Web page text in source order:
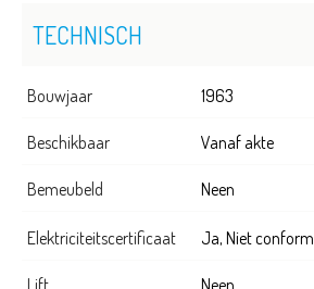
TECHNISCH
Bouwjaar 1963
Beschikbaar Vanaf akte
Bemeubeld Neen
Elektriciteitscertificaat Ja, Niet conform
Lift Neen